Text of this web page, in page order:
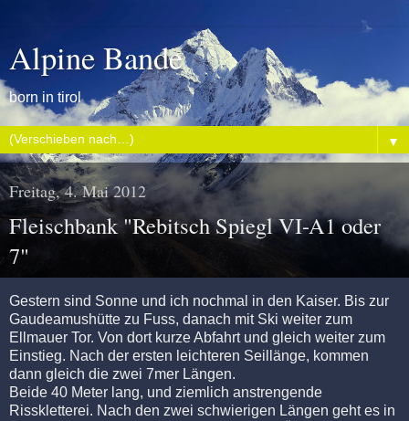
Alpine Bande
born in tirol
▼
Freitag, 4. Mai 2012
Fleischbank "Rebitsch Spiegl VI-A1 oder
7"
Gestern sind Sonne und ich nochmal in den Kaiser. Bis zur
Gaudeamushütte zu Fuss, danach mit Ski weiter zum
Ellmauer Tor. Von dort kurze Abfahrt und gleich weiter zum
Einstieg. Nach der ersten leichteren Seillänge, kommen
dann gleich die zwei 7mer Längen.
Beide 40 Meter lang, und ziemlich anstrengende
Risskletterei. Nach den zwei schwierigen Längen geht es in